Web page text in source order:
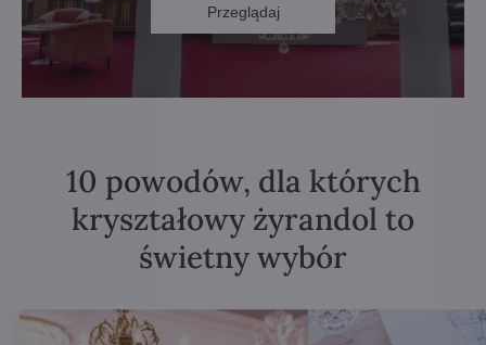
Przeglądaj
10 powodów, dla których
kryształowy żyrandol to
świetny wybór